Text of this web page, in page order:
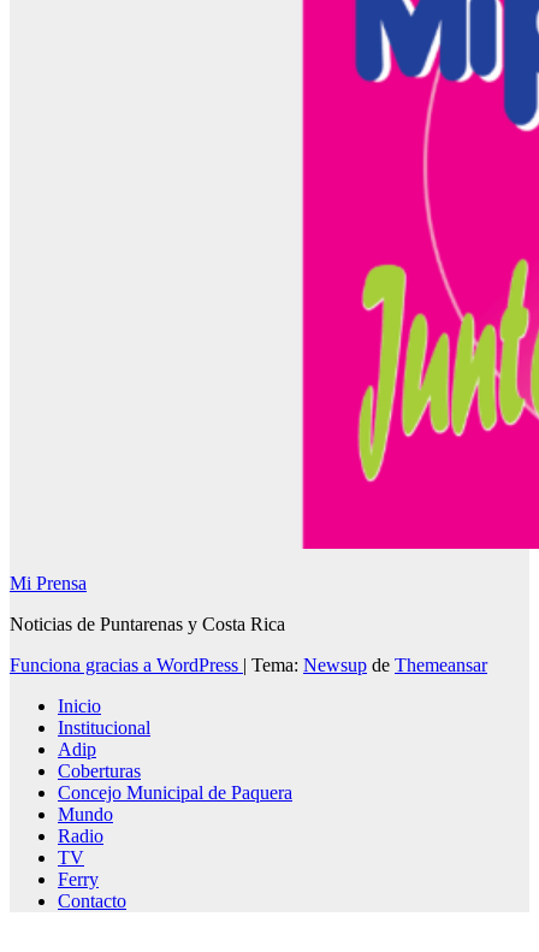
Mi Prensa
Noticias de Puntarenas y Costa Rica
Funciona gracias a WordPress | Tema: Newsup de Themeansar
Inicio
Institucional
Adip
Coberturas
Concejo Municipal de Paquera
Mundo
Radio
TV
Ferry
Contacto